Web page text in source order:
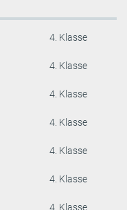
4. Klasse
4. Klasse
4. Klasse
4. Klasse
4. Klasse
4. Klasse
4. Klasse